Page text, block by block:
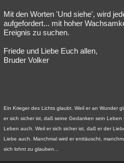
Mit den Worten 'Und siehe', wird
aufgefordert... mit hoher
Ereignis zu suchen.
Friede und Liebe Euch allen,
Bruder Volker
Ein Krieger des Lichts glaubt. Weil er an Wunder
er sich sicher ist, daß seine Gedanken sein
Leben auch. Weil er sich sicher ist, daß er der
Liebe auch. Manchmal wird er enttäuscht,
sich lohnt zu glauben...